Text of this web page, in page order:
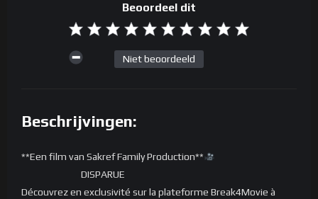
Beoordeel dit
Niet beoordeeld
Beschrijvingen:
**Een film van Sakref Family Production**
DISPARUE
Découvrez en exclusivité sur la plateforme Break4Movie à